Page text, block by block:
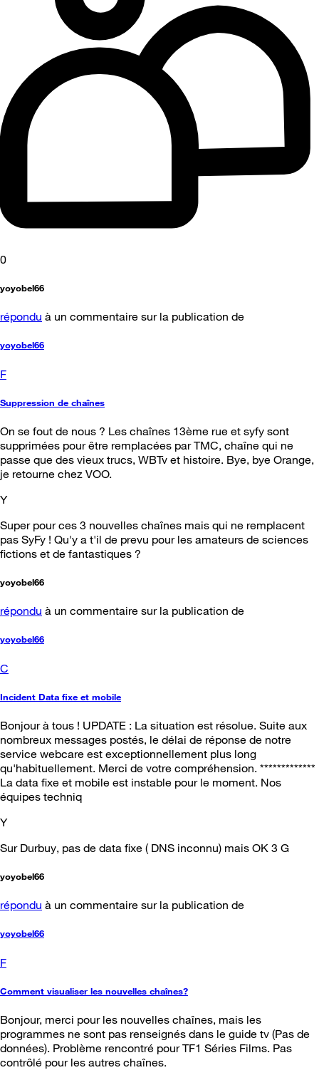
0
yoyobel66
répondu à un commentaire sur la publication de
yoyobel66
F
Suppression de chaînes
On se fout de nous ? Les chaînes 13ème rue et syfy sont
supprimées pour être remplacées par TMC, chaîne qui ne
passe que des vieux trucs, WBTv et histoire. Bye, bye Orange,
je retourne chez VOO.
Y
Super pour ces 3 nouvelles chaînes mais qui ne remplacent
pas SyFy ! Qu'y a t'il de prevu pour les amateurs de sciences
fictions et de fantastiques ?
yoyobel66
répondu à un commentaire sur la publication de
yoyobel66
C
Incident Data fixe et mobile
Bonjour à tous ! UPDATE : La situation est résolue. Suite aux
nombreux messages postés, le délai de réponse de notre
service webcare est exceptionnellement plus long
qu'habituellement. Merci de votre compréhension. *************
La data fixe et mobile est instable pour le moment. Nos
équipes techniq
Y
Sur Durbuy, pas de data fixe ( DNS inconnu) mais OK 3 G
yoyobel66
répondu à un commentaire sur la publication de
yoyobel66
F
Comment visualiser les nouvelles chaînes?
Bonjour, merci pour les nouvelles chaînes, mais les
programmes ne sont pas renseignés dans le guide tv (Pas de
données). Problème rencontré pour TF1 Séries Films. Pas
contrôlé pour les autres chaînes.